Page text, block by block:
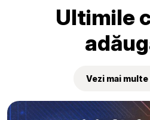
Ultimile
Vezi mai